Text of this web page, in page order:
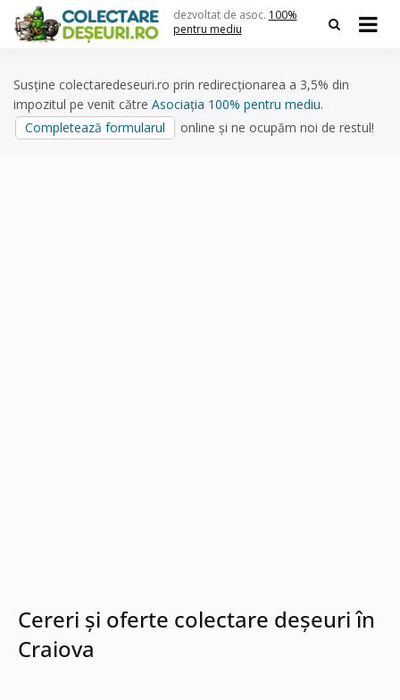
content
dezvoltat de asoc. 100%
pentru mediu
Susține colectaredeseuri.ro prin redirecționarea a 3,5% din
impozitul pe venit către Asociația 100% pentru mediu.
Completează formularul
online și ne ocupăm noi de restul!
Cereri și oferte colectare deșeuri în
Craiova